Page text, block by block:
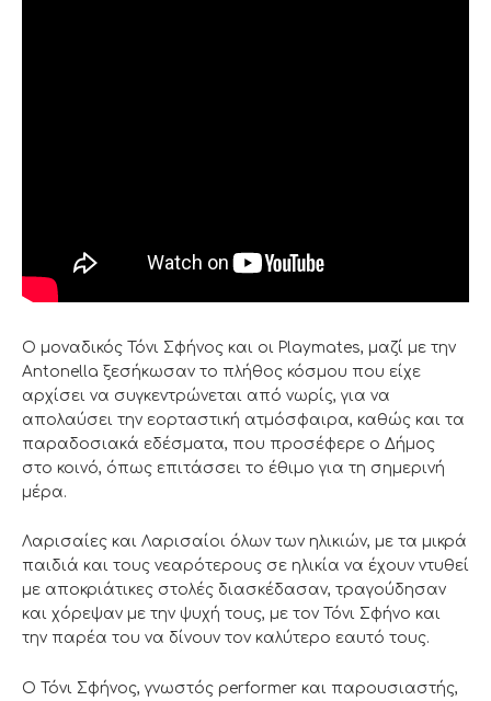
Ο μοναδικός Τόνι Σφήνος και οι Playmates, μαζί με την
Antonella ξεσήκωσαν το πλήθος κόσμου που είχε
αρχίσει να συγκεντρώνεται από νωρίς, για να
απολαύσει την εορταστική ατμόσφαιρα, καθώς και τα
παραδοσιακά εδέσματα, που προσέφερε ο Δήμος
στο κοινό, όπως επιτάσσει το έθιμο για τη σημερινή
μέρα.
Λαρισαίες και Λαρισαίοι όλων των ηλικιών, με τα μικρά
παιδιά και τους νεαρότερους σε ηλικία να έχουν ντυθεί
με αποκριάτικες στολές διασκέδασαν, τραγούδησαν
και χόρεψαν με την ψυχή τους, με τον Τόνι Σφήνο και
την παρέα του να δίνουν τον καλύτερο εαυτό τους.
Ο Τόνι Σφήνος, γνωστός performer και παρουσιαστής,